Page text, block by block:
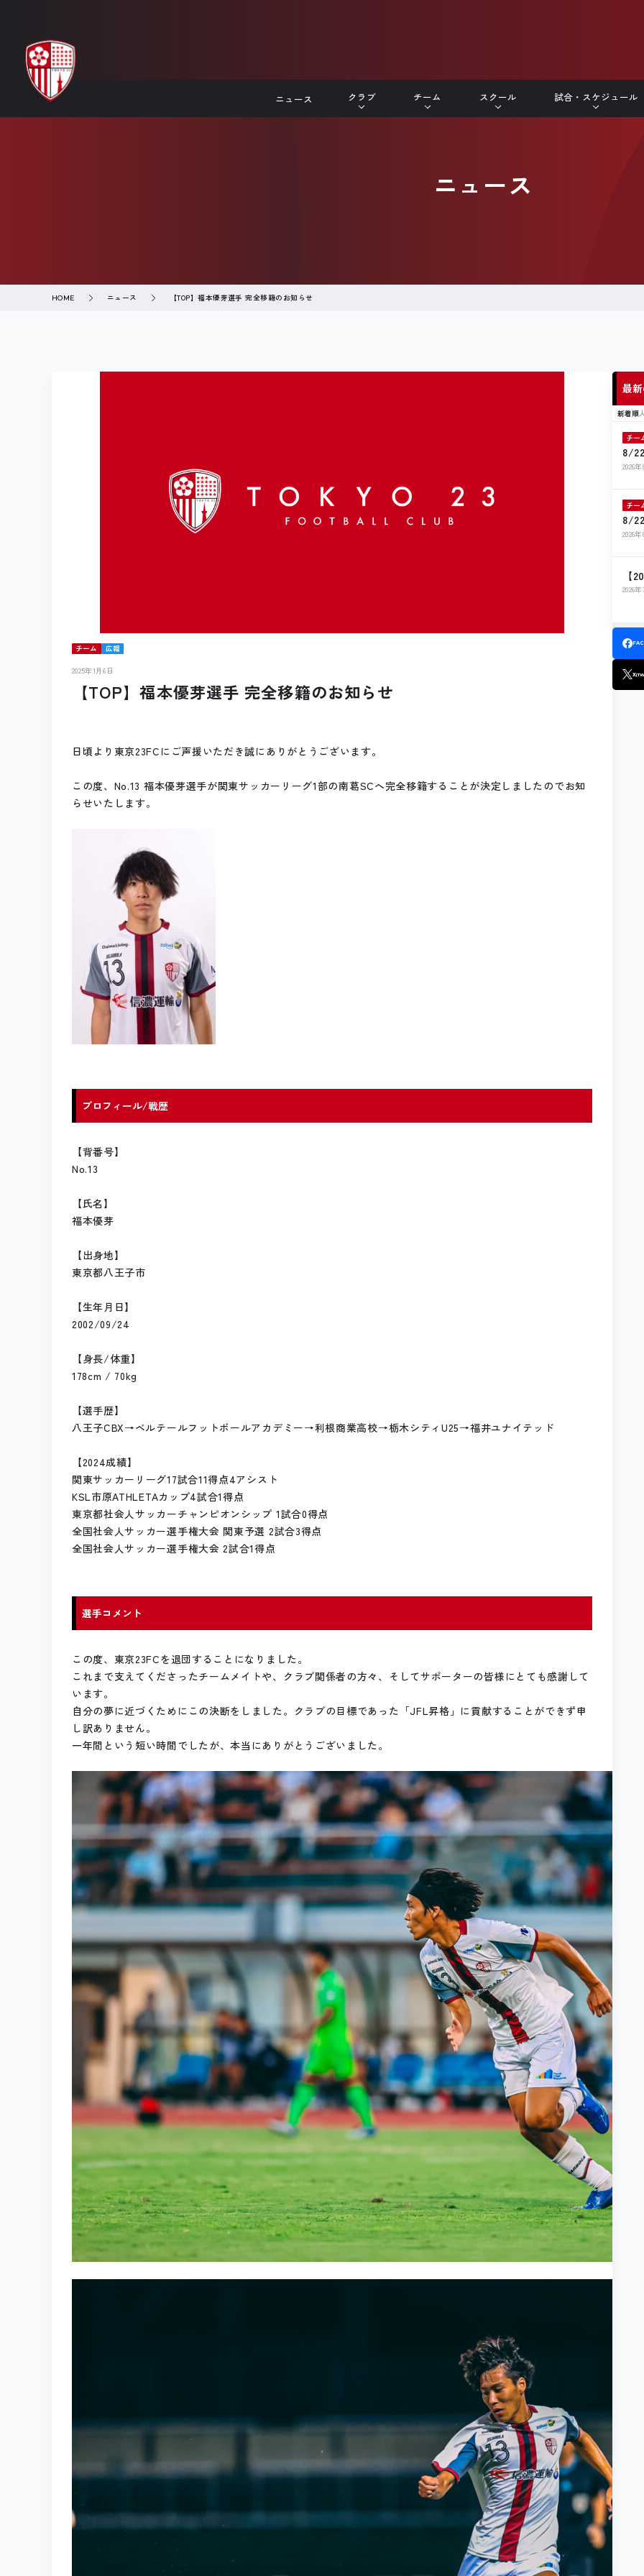
ニュース クラブ チーム スクール 試合・スケジュール
ニュース
HOME ニュース 【TOP】福本優芽選手 完全移籍のお知らせ
チーム 広報
2025年1月6日
【TOP】福本優芽選手 完全移籍のお知らせ
日頃より東京23FCにご声援いただき誠にありがとうございます。
この度、No.13 福本優芽選手が関東サッカーリーグ1部の南葛SCへ完全移籍することが決定しましたのでお知
らせいたします。
プロフィール/戦歴
【背番号】
No.13
【氏名】
福本優芽
【出身地】
東京都八王子市
【生年月日】
2002/09/24
【身長/体重】
178cm / 70kg
【選手歴】
八王子CBX→ベルテールフットボールアカデミー→利根商業高校→栃木シティU25→福井ユナイテッド
【2024成績】
関東サッカーリーグ17試合11得点4アシスト
KSL市原ATHLETAカップ4試合1得点
東京都社会人サッカーチャンピオンシップ 1試合0得点
全国社会人サッカー選手権大会 関東予選 2試合3得点
全国社会人サッカー選手権大会 2試合1得点
選手コメント
この度、東京23FCを退団することになりました。
これまで支えてくださったチームメイトや、クラブ関係者の方々、そしてサポーターの皆様にとても感謝して
います。
自分の夢に近づくためにこの決断をしました。クラブの目標であった「JFL昇格」に貢献することができず申
し訳ありません。
一年間という短い時間でしたが、本当にありがとうございました。
最
新着順
チー
8/
ト
2026
チー
8/
せ
2026
【
開
2026
X